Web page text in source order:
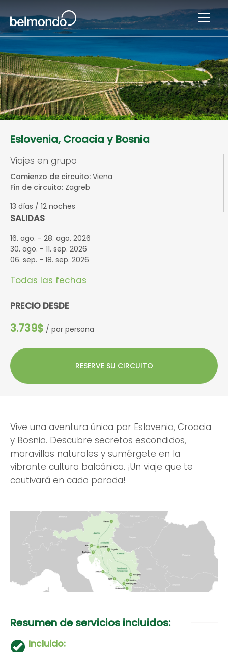
Eslovenia, Croacia y Bosnia
Viajes en grupo
Comienzo de circuito: Viena
Fin de circuito: Zagreb
13 días / 12 noches
SALIDAS
16. ago. - 28. ago. 2026
30. ago. - 11. sep. 2026
06. sep. - 18. sep. 2026
Todas las fechas
PRECIO DESDE
3.739$ / por persona
RESERVE SU CIRCUITO
Vive una aventura única por Eslovenia, Croacia
y Bosnia. Descubre secretos escondidos,
maravillas naturales y sumérgete en la
vibrante cultura balcánica. ¡Un viaje que te
cautivará en cada parada!
Resumen de servicios incluidos:
Incluido: